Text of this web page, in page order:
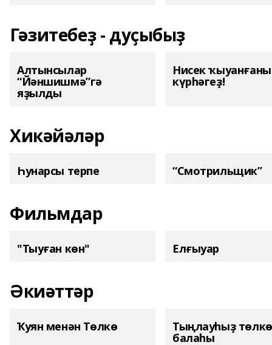
Гәзитебеҙ - дуҫыбыҙ
Алтынсылар
“Йәншишмә”гә
яҙылды
Нисек
күрһәгеҙ!
Хикәйәләр
Һунарсы терпе “Смотрильщик”
Фильмдар
"Тыуған көн" Елғыуар
Әкиәттәр
Ҡуян менән Төлкө Тыңлауһыҙ төлкө
балаһы